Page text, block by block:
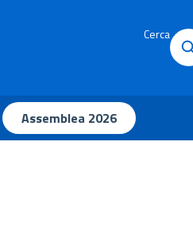
Cerca
Assemblea 2026